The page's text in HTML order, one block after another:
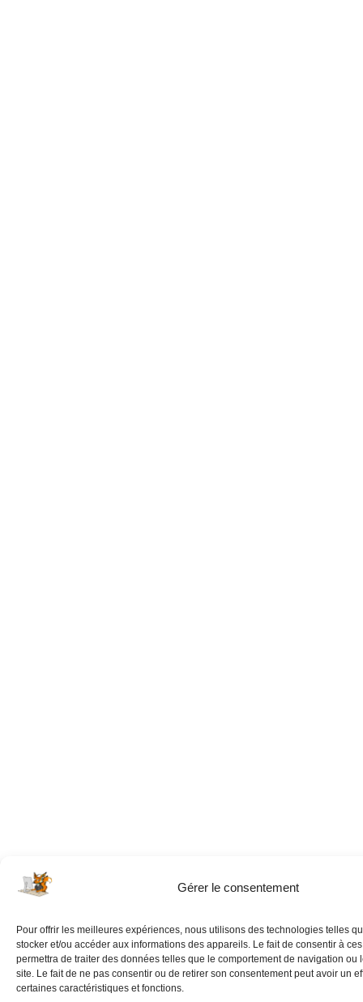
Gérer le consentement
Pour offrir les meilleures expériences, nous utilisons des technologies telles
stocker et/ou accéder aux informations des appareils. Le fait de consentir à
permettra de traiter des données telles que le comportement de navigation ou
site. Le fait de ne pas consentir ou de retirer son consentement peut avoir un
certaines caractéristiques et fonctions.